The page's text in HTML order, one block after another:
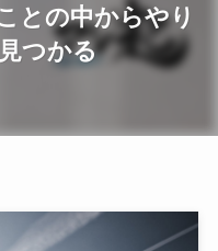
との中からやり
つかる